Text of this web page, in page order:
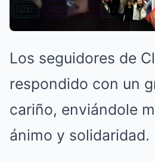
Los seguidores de
respondido con un
cariño, enviándole
ánimo y solidaridad.